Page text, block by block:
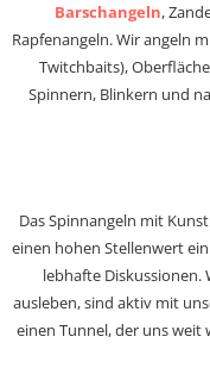
Barschangeln,
Rapfenangeln. Wir angeln
Twitchbaits),
Spinnern, Blinkern und
Das Spinnangeln mit
einen hohen Stellenwert
lebhafte Diskussionen.
ausleben, sind aktiv mit
einen Tunnel, der uns weit